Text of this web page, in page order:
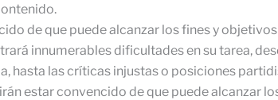
de que puede alcanzar los fines y
innumerables dificultades en su tarea,
hasta las críticas injustas o posiciones
estar convencido de que puede alcanzar